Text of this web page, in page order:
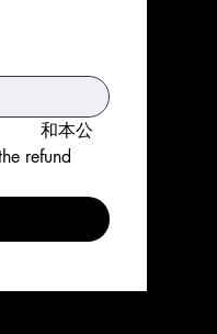
和本公
refund